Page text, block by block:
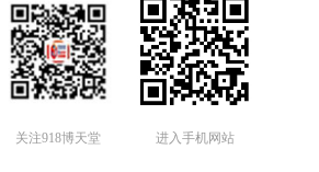
关注918博天堂 进入手机网站